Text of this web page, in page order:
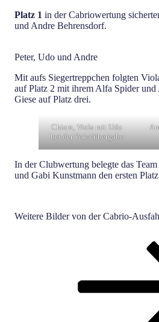
Platz 1 in der Cabriowertung
und Andre Behrensdorf.
Peter, Udo und Andre
Mit aufs Siegertreppchen folgten
auf Platz 2 mit ihrem Alfa Spider und
Giese auf Platz drei.
Chiara, Viola mit Udo
bei der Pokalübergabe
In der Clubwertung belegte das
und Gabi Kunstmann den ersten Platz
Weitere Bilder von der Cabrio-